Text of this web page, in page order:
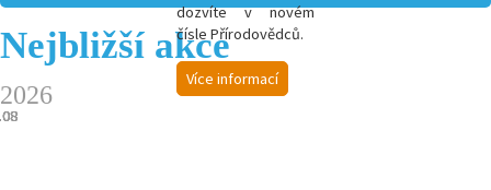
dozvíte v novém
čísle Přírodovědců.
Více informací
Nejbližší akce
2026